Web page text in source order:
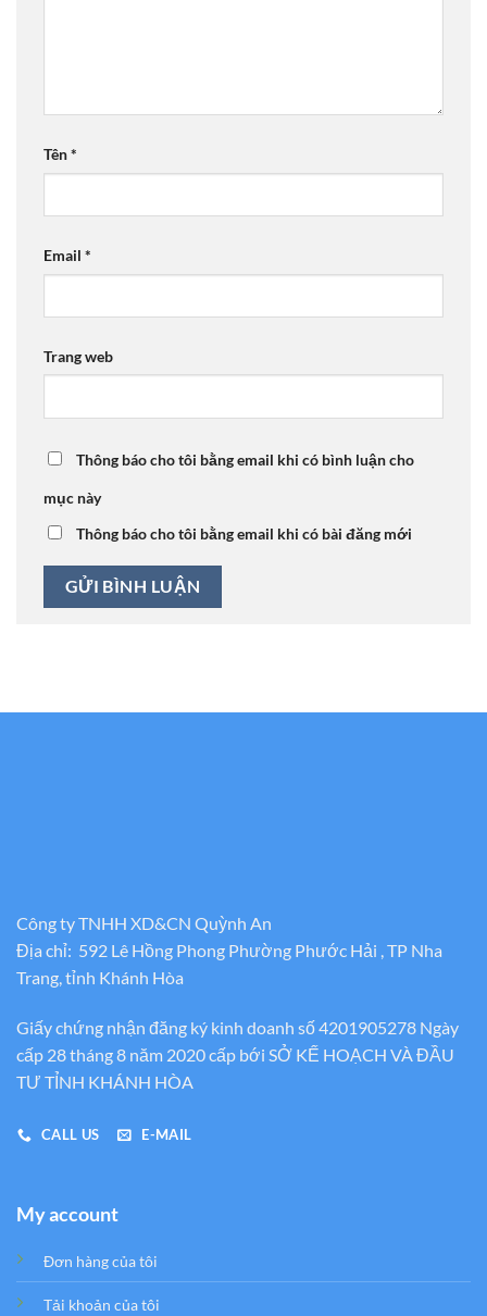
Tên*
Email *
Trang web
Thông báo cho tôi bằng email khi có bình luận cho
mục này
Thông báo cho tôi bằng email khi có bài đăng mới
Công ty TNHH XD&CN Quỳnh An
Địa chỉ: 592 Lê Hồng Phong Phường Phước Hải , TP Nha
Trang, tỉnh Khánh Hòa
Giấy chứng nhận đăng ký kinh doanh số 4201905278 Ngày
cấp 28 tháng 8 năm 2020 cấp bới SỞ KẾ HOẠCH VÀ ĐẦU
TƯ TỈNH KHÁNH HÒA
CALL US E-MAIL
My account
Đơn hàng của tôi
Tải khoản của tôi